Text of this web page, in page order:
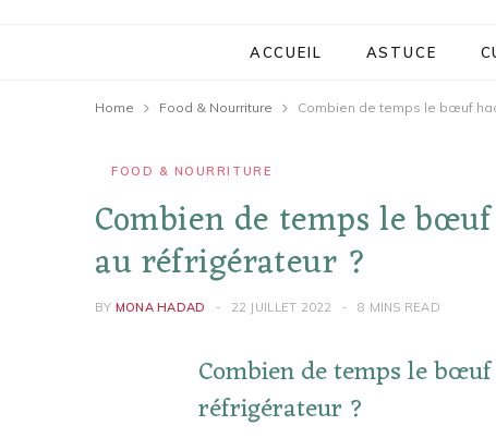
ACCUEIL ASTUCE
Home Food & Nourriture Combien de temps le bœuf
FOOD & NOURRITURE
Combien de temps le
au réfrigérateur ?
BY MONA HADAD 22 JUILLET 2022 8 MINS READ
Combien de temps le
réfrigérateur ?